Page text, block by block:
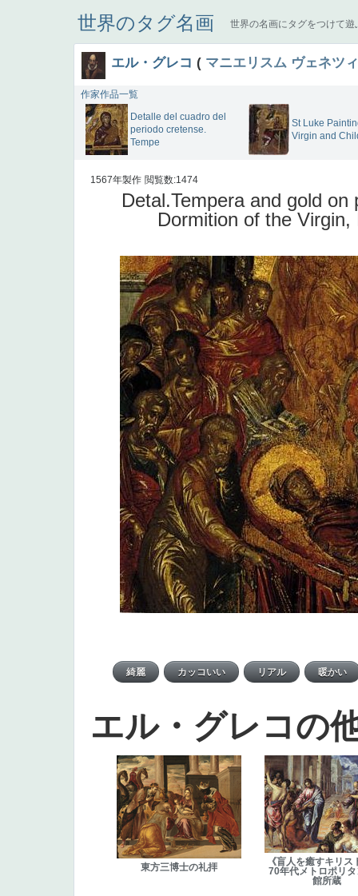
世界のタグ名画 世界の名画にタグをつけて遊
エル・グレコ ( マニエリスム ヴェネツ
作家作品一覧
Detalle del cuadro del
periodo cretense.
Tempe
St Luke
Virgin and
1567年製作 閲覧数:1474
Detal.Tempera and gold
Dormition of the
エル・グレコの
東方三博士の礼拝
《盲人を癒すキリス
70年代メトロポリ
館所蔵